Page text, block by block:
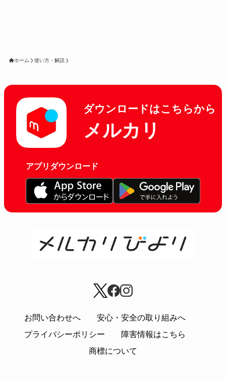
ホーム 使い方・解説
ダウンロードはこちらから
メルカリ
アプリダウンロード
お問い合わせへ
安心・安全の取り組みへ
プライバシーポリシー
障害情報はこちら
商標について